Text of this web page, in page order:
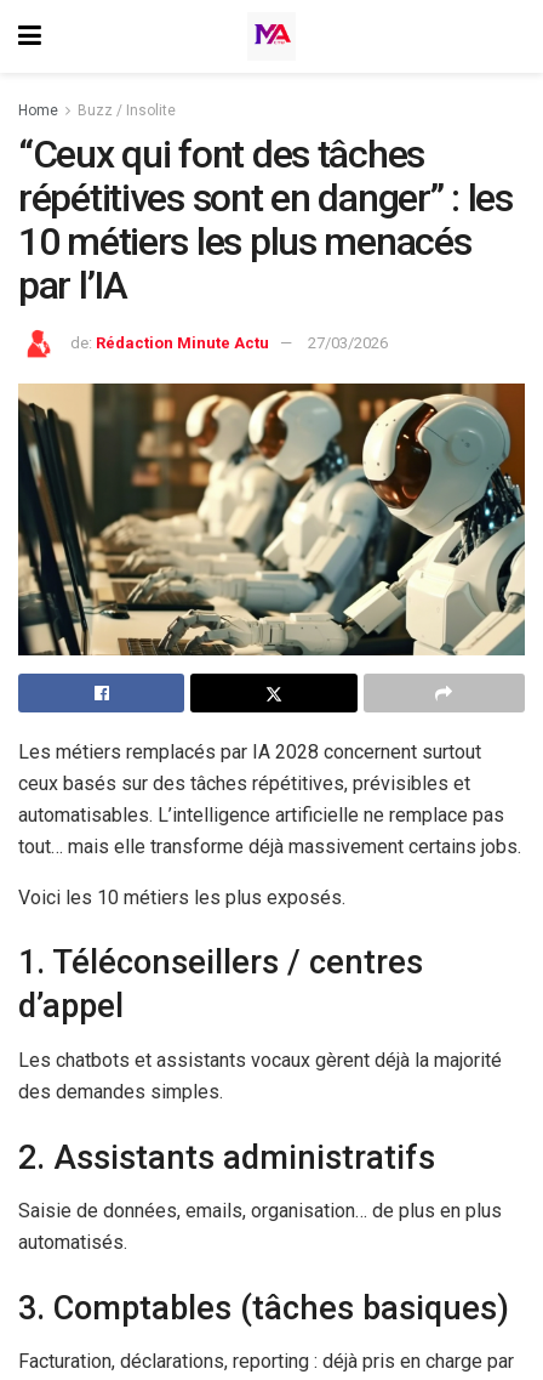
Home Buzz / Insolite
“Ceux qui font des tâches
répétitives sont en danger” : les
10 métiers les plus menacés
par l’IA
de: Rédaction Minute Actu 27/03/2026
Les métiers remplacés par IA 2028 concernent surtout
ceux basés sur des tâches répétitives, prévisibles et
automatisables. L’intelligence artificielle ne remplace pas
tout… mais elle transforme déjà massivement certains jobs.
Voici les 10 métiers les plus exposés.
1. Téléconseillers / centres
d’appel
Les chatbots et assistants vocaux gèrent déjà la majorité
des demandes simples.
2. Assistants administratifs
Saisie de données, emails, organisation… de plus en plus
automatisés.
3. Comptables (tâches basiques)
Facturation, déclarations, reporting : déjà pris en charge par